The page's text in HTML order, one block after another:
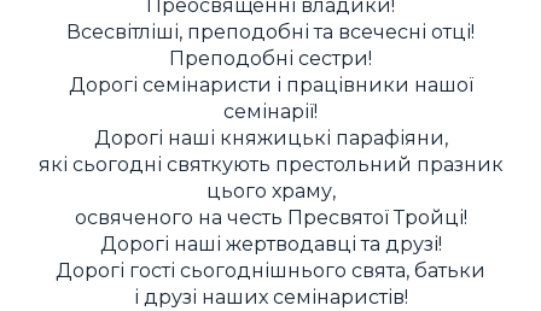
Преосвященні владики!
Всесвітліші, преподобні та всечесні отці!
Преподобні сестри!
Дорогі семінаристи і працівники нашої
семінарії!
Дорогі наші княжицькі парафіяни,
які сьогодні святкують престольний празник
цього храму,
освяченого на честь Пресвятої Тройці!
Дорогі наші жертводавці та друзі!
Дорогі гості сьогоднішнього свята, батьки
і друзі наших семінаристів!